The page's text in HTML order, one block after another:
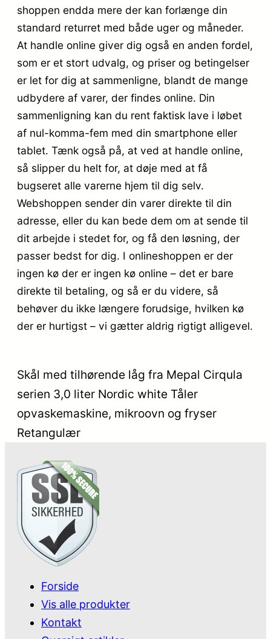
shoppen endda mere der kan forlænge din
standard returret med både uger og måneder.
At handle online giver dig også en anden fordel,
som er et stort udvalg, og priser og betingelser
er let for dig at sammenligne, blandt de mange
udbydere af varer, der findes online. Din
sammenligning kan du rent faktisk lave i løbet
af nul-komma-fem med din smartphone eller
tablet. Tænk også på, at ved at handle online,
så slipper du helt for, at døje med at få
bugseret alle varerne hjem til dig selv.
Webshoppen sender din varer direkte til din
adresse, eller du kan bede dem om at sende til
dit arbejde i stedet for, og få den løsning, der
passer bedst for dig. I onlineshoppen er der
ingen kø der er ingen kø online – det er bare
direkte til betaling, og så er du videre, så
behøver du ikke længere forudsige, hvilken kø
der er hurtigst – vi gætter aldrig rigtigt alligevel.
Skål med tilhørende låg fra Mepal Cirqula
serien 3,0 liter Nordic white Tåler
opvaskemaskine, mikroovn og fryser
Retangulær
Forside
Vis alle produkter
Kontakt